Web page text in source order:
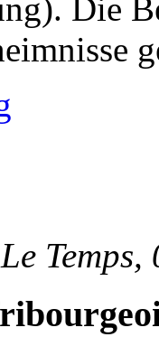
Die
Temps,